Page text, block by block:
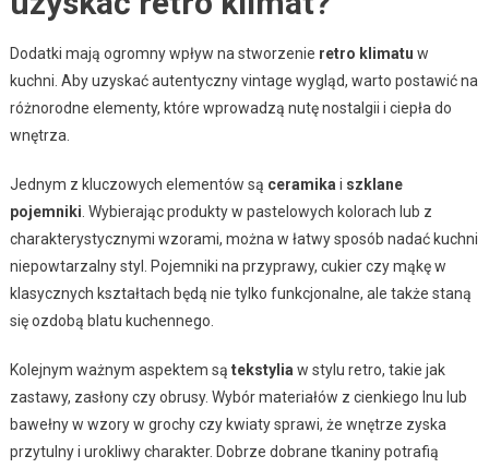
Dodatki mają ogromny wpływ na stworzenie retro klimatu w
kuchni. Aby uzyskać autentyczny vintage wygląd, warto postawić na
różnorodne elementy, które wprowadzą nutę nostalgii i ciepła do
wnętrza.
Jednym z kluczowych elementów są ceramika i szklane
pojemniki . Wybierając produkty w pastelowych kolorach lub z
charakterystycznymi wzorami, można w łatwy sposób nadać kuchni
niepowtarzalny styl. Pojemniki na przyprawy, cukier czy mąkę w
klasycznych kształtach będą nie tylko funkcjonalne, ale także staną
się ozdobą blatu kuchennego.
Kolejnym ważnym aspektem są tekstylia w stylu retro, takie jak
zastawy, zasłony czy obrusy. Wybór materiałów z cienkiego lnu lub
bawełny w wzory w grochy czy kwiaty sprawi, że wnętrze zyska
przytulny i urokliwy charakter. Dobrze dobrane tkaniny potrafią